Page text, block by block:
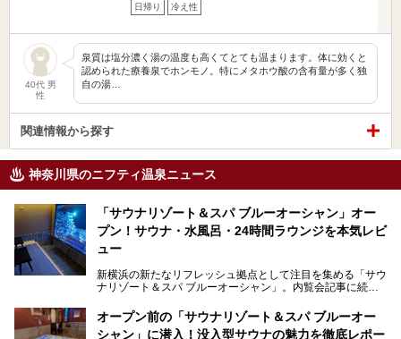
日帰り 冷え性
40代 男
性
泉質は塩分濃く湯の温度も高くてとても温まります。体に効くと
認められた療養泉でホンモノ。特にメタホウ酸の含有量が多く独
自の湯…
関連情報から探す
神奈川県のニフティ温泉ニュース
「サウナリゾート＆スパ ブルーオーシャン」オー
プン！サウナ・水風呂・24時間ラウンジを本気レビ
ュー
新横浜の新たなリフレッシュ拠点として注目を集める「サウ
ナリゾート＆スパ ブルーオーシャン」。内覧会記事に続
す。サウナや水風呂の気持ちよさはもちろん、リラックスス
ペースの過ごしやすさまで徹底チェック。新横浜エリアで日
オープン前の「サウナリゾート＆スパ ブルーオー
シャン」に潜入！没入型サウナの魅力を徹底レポー